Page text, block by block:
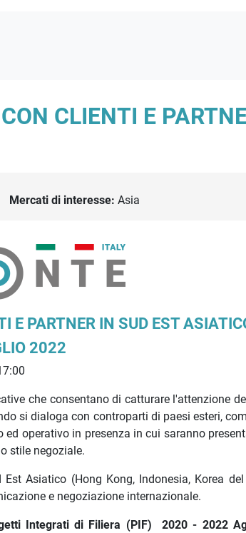
CLIENTI E
Mercati di interesse: Asia
E PARTNER IN SUD EST
2022
che consentano di catturare l'attenzione
si dialoga con controparti di paesi esteri,
operativo in presenza in cui saranno
stile negoziale.
Asiatico (Hong Kong, Indonesia, Korea
e negoziazione internazionale.
Integrati di Filiera (PIF) 2020 - 2022